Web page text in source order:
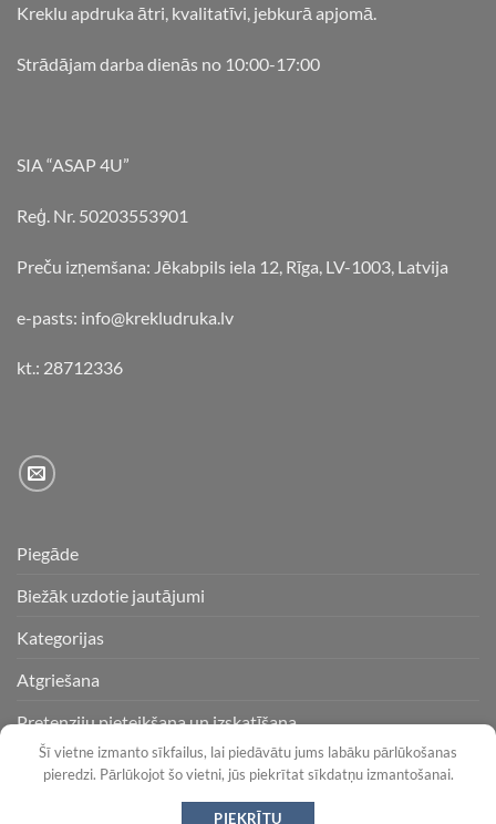
Kreklu apdruka ātri, kvalitatīvi, jebkurā apjomā.
Strādājam darba dienās no 10:00-17:00
SIA “ASAP 4U”
Reģ. Nr. 50203553901
Preču izņemšana: Jēkabpils iela 12, Rīga, LV-1003, Latvija
e-pasts: info@krekludruka.lv
kt.: 28712336
Piegāde
Biežāk uzdotie jautājumi
Kategorijas
Atgriešana
Pretenziju pieteikšana un izskatīšana
Šī vietne izmanto sīkfailus, lai piedāvātu jums labāku pārlūkošanas
pieredzi. Pārlūkojot šo vietni, jūs piekrītat sīkdatņu izmantošanai.